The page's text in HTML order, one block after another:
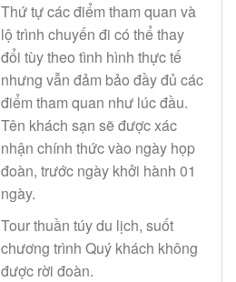
Thứ tự các điểm tham quan và
lộ trình chuyến đi có thể thay
đổi tùy theo tình hình thực tế
nhưng vẫn đảm bảo đầy đủ các
điểm tham quan như lúc đầu.
Tên khách sạn sẽ được xác
nhận chính thức vào ngày họp
đoàn, trước ngày khởi hành 01
ngày.
Tour thuần túy du lịch, suốt
chương trình Quý khách không
được rời đoàn.